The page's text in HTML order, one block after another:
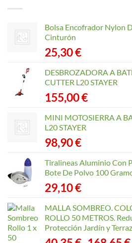
Bolsa Encofrador Nylon
Cinturón
25,30€
DESBROZADORA A
CUTTER L20 STAYER
155,00€
MINI MOTOSIERRA A
L20 STAYER
98,90€
Tiralineas Aluminio Con
Bote De Polvo 100
29,10€
MALLA SOMBREO.
ROLLO 50 METROS.
Protección Jardín y